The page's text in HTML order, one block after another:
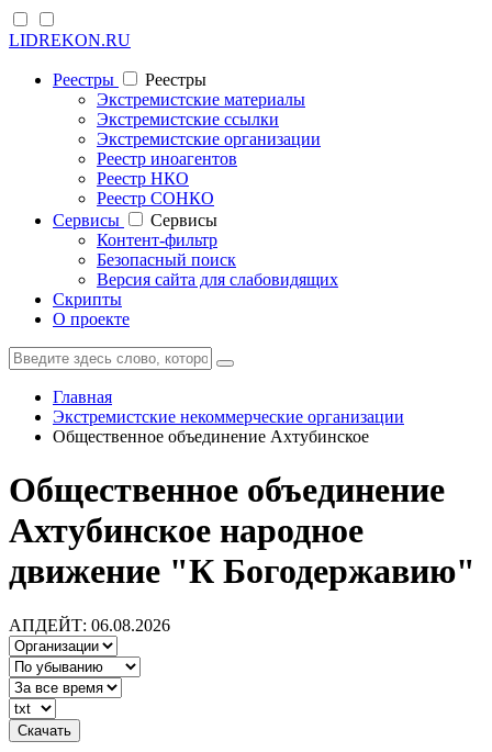
LIDREKON.RU
Реестры
Реестры
Экстремистские материалы
Экстремистские ссылки
Экстремистские организации
Реестр иноагентов
Реестр НКО
Реестр СОНКО
Cервисы
Cервисы
Контент-фильтр
Безопасный поиск
Версия сайта для слабовидящих
Скрипты
О проекте
Главная
Экстремистские некоммерческие организации
Общественное объединение Ахтубинское
Общественное объединение
Ахтубинское народное
движение "К Богодержавию"
АПДЕЙТ: 06.08.2026